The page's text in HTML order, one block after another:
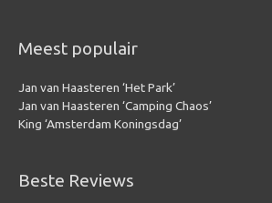
Meest populair
Jan van Haasteren ‘Het Park’
Jan van Haasteren ‘Camping Chaos’
King ‘Amsterdam Koningsdag’
Beste Reviews